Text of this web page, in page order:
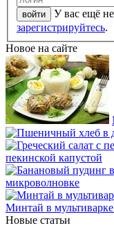
У вас ещё
зарегистрируйтесь.
Новое на сайте
пекинской капустой
микроволновке
Минтай в
Новые статьи